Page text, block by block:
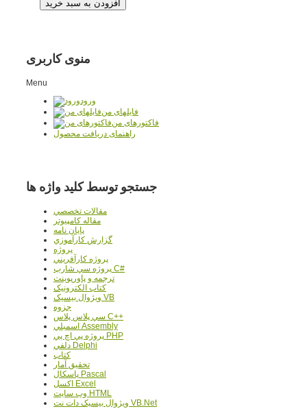
منوی کاربری
Menu
ورود
فایلهای من
فاکتورهای من
راهنمای دریافت محصول
جستجو توسط کلید واژه ها
مقالات تخصصي
مقاله کامپیوتر
پایان نامه
گزارش کارآموزي
پروژه
پروژه کارآفريني
پروژه سي شارپ C#
ترجمه و پاورپوينت
کتاب الکترونيک
ويژوال بيسيک VB
جزوه
سي پلاس پلاس C++
اسمبلي Assembly
پروژه پي اچ پي PHP
دلفي Delphi
کتاب
تحقيق آمار
پاسکال Pascal
اکسل Excel
وب سايت HTML
ويژوال بيسيک دات نت VB.Net